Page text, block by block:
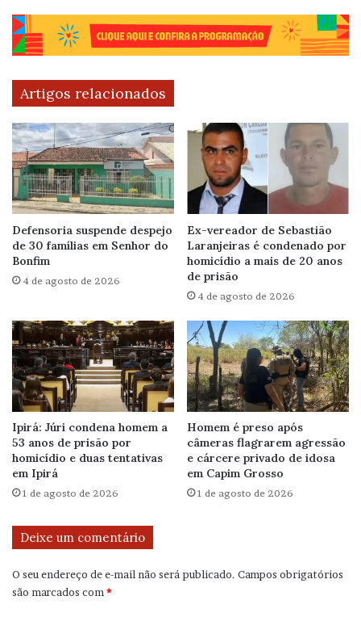
Artigos relacionados
Defensoria suspende despejo
de 30 famílias em Senhor do
Bonfim
4 de agosto de 2026
Ex-vereador de Sebastião
Laranjeiras é condenado por
homicídio a mais de 20 anos
de prisão
4 de agosto de 2026
Ipirá: Júri condena homem a
53 anos de prisão por
homicídio e duas tentativas
em Ipirá
1 de agosto de 2026
Homem é preso após
câmeras flagrarem agressão
e cárcere privado de idosa
em Capim Grosso
1 de agosto de 2026
Deixe um comentário
O seu endereço de e-mail não será publicado. Campos obrigatórios
são marcados com*